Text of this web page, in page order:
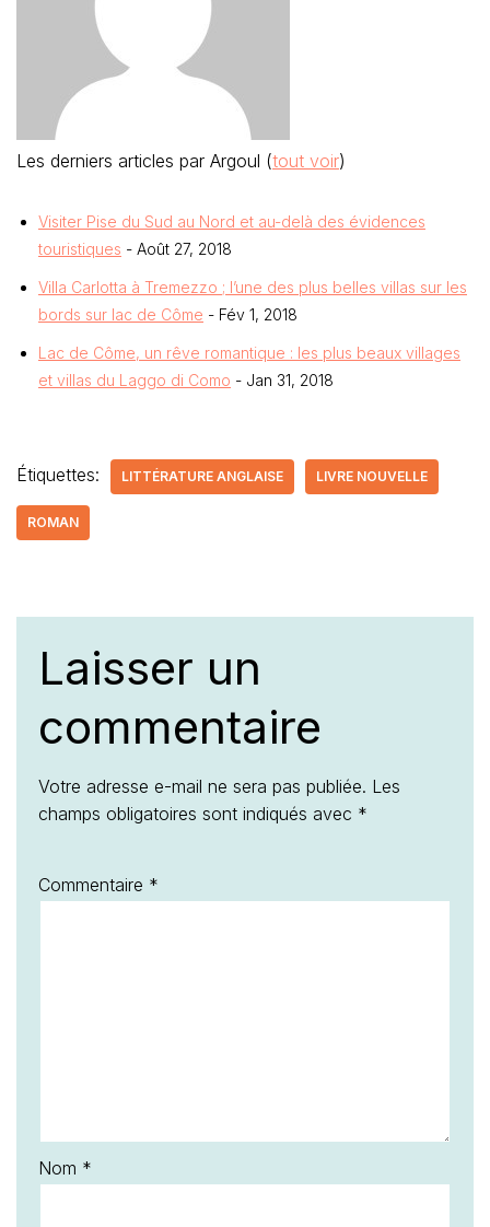
Les derniers articles par Argoul (tout voir)
Visiter Pise du Sud au Nord et au-delà des évidences
touristiques - Août 27, 2018
Villa Carlotta à Tremezzo ; l’une des plus belles villas sur les
bords sur lac de Côme - Fév 1, 2018
Lac de Côme, un rêve romantique : les plus beaux villages
et villas du Laggo di Como - Jan 31, 2018
Étiquettes: LITTÉRATURE ANGLAISE LIVRE NOUVELLE
ROMAN
Laisser un
commentaire
Votre adresse e-mail ne sera pas publiée. Les
champs obligatoires sont indiqués avec *
Commentaire *
Nom *